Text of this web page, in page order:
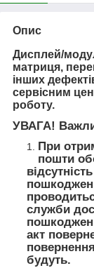
Опис
Дисплей/
матриця,
інших
сервісним
роботу.
УВАГА!
При
пошти
служби
акт
будуть.